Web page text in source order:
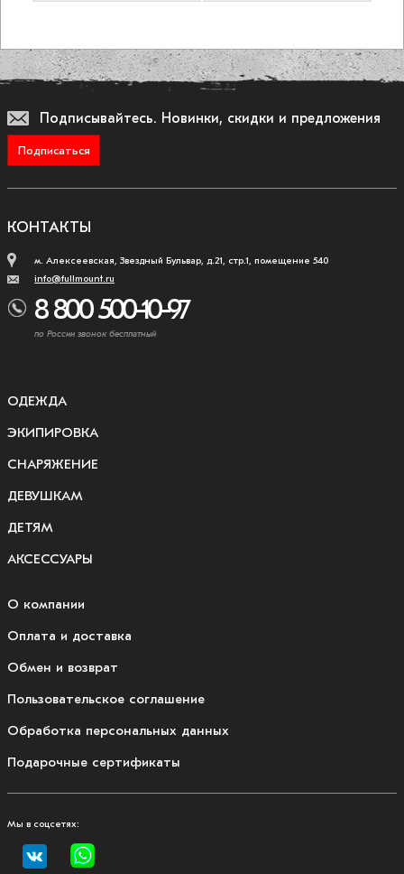
Подписывайтесь. Новинки, скидки и предложения
Подписаться
КОНТАКТЫ
м. Алексеевская, Звездный Бульвар, д.21, стр.1, помещение 540
info@fullmount.ru
8 800 500-10-97
по России звонок бесплатный
ОДЕЖДА
ЭКИПИРОВКА
СНАРЯЖЕНИЕ
ДЕВУШКАМ
ДЕТЯМ
АКСЕССУАРЫ
О компании
Оплата и доставка
Обмен и возврат
Пользовательское соглашение
Обработка персональных данных
Подарочные сертификаты
Мы в соцсетях: